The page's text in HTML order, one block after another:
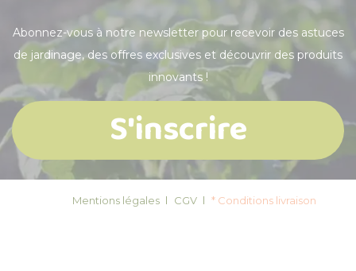
Abonnez-vous à notre newsletter pour recevoir des astuces
de jardinage, des offres exclusives et découvrir des produits
innovants !
S'inscrire
Mentions légales CGV * Conditions livraison